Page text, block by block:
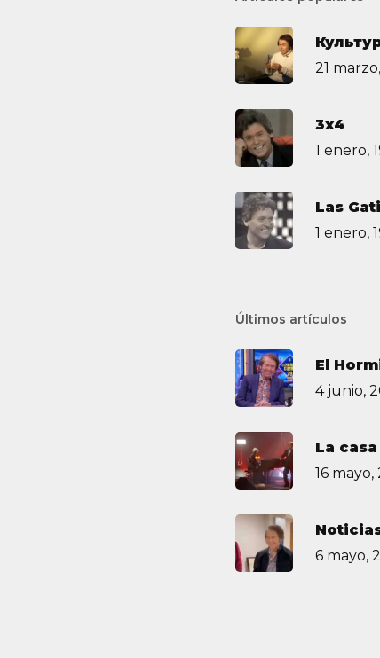
21
3х4
1 enero,
Las
1 enero,
Últimos artículos
El
4 junio,
La
16 mayo,
6 mayo,